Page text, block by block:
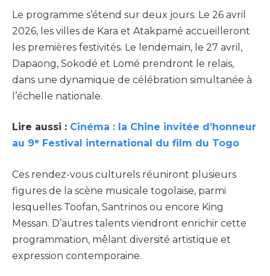
Le programme s’étend sur deux jours. Le 26 avril
2026, les villes de Kara et Atakpamé accueilleront
les premières festivités. Le lendemain, le 27 avril,
Dapaong, Sokodé et Lomé prendront le relais,
dans une dynamique de célébration simultanée à
l’échelle nationale.
Lire aussi : Cinéma : la Chine invitée d’honneur
au 9ᵉ Festival international du film du Togo
Ces rendez-vous culturels réuniront plusieurs
figures de la scène musicale togolaise, parmi
lesquelles Toofan, Santrinos ou encore King
Messan. D’autres talents viendront enrichir cette
programmation, mêlant diversité artistique et
expression contemporaine.